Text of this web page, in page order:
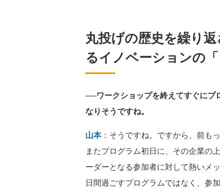
丸投げの歴史を繰り
るイノベーションの「
──ワークショップを終えてすぐにプ
なりそうですね。
山本：そうですね。ですから、前も
またプログラム初日に、その企業の
ーダーとなる参加者に対して熱いメ
日間過ごすプログラムではなく、参